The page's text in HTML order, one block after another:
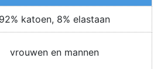
92% katoen, 8% elastaan
vrouwen en mannen